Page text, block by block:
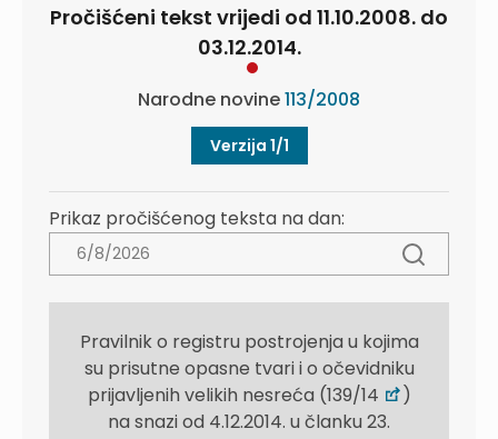
Pročišćeni tekst vrijedi od 11.10.2008. do
03.12.2014.
Narodne novine113/2008
Verzija 1/1
Prikaz pročišćenog teksta na dan:
Pravilnik o registru postrojenja u kojima
su prisutne opasne tvari i o očevidniku
prijavljenih velikih nesreća (139/14
)
na snazi od 4.12.2014. u članku 23.